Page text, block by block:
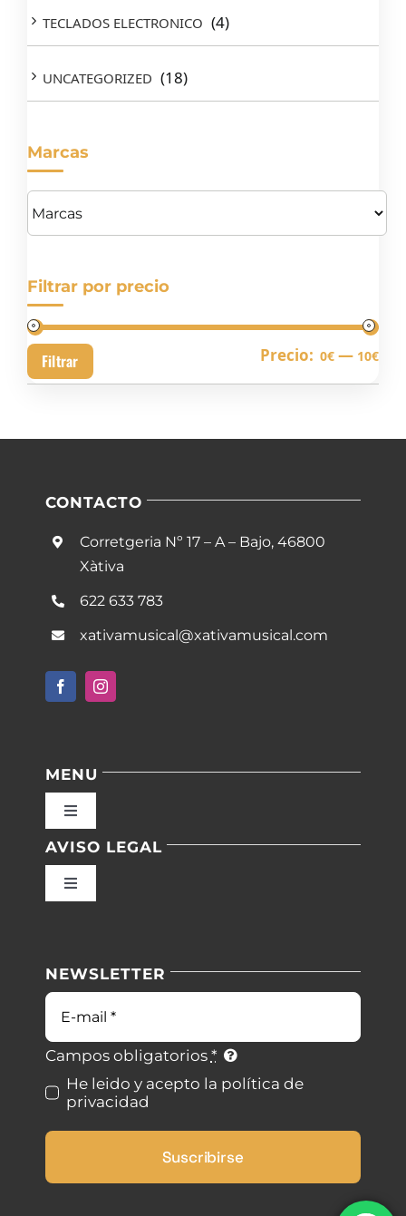
TECLADOS ELECTRONICO (4)
UNCATEGORIZED (18)
Marcas
Filtrar por precio
Filtrar Precio: 0€ — 10€
CONTACTO
Corretgeria Nº 17 – A – Bajo, 46800
Xàtiva
622 633 783
xativamusical@xativamusical.com
MENU
Toggle
Inicio
Blog
Contacto
AVISO LEGAL
Toggle
Condiciones de uso
Ley de cookies
Desistimiento
NEWSLETTER
Correo
electrónico
Campos obligatorios *
He leido y acepto la política de
privacidad
Suscribirse